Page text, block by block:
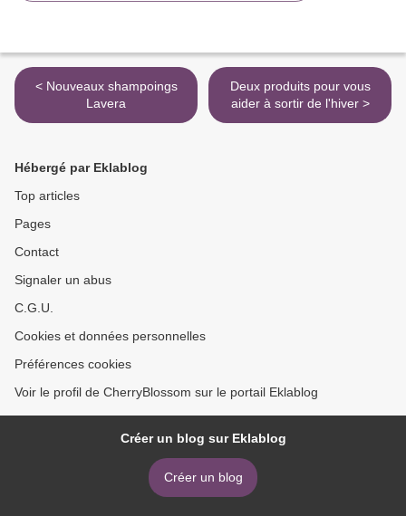
< Nouveaux shampoings
Lavera
Deux produits pour vous
aider à sortir de l'hiver >
Hébergé par Eklablog
Top articles
Pages
Contact
Signaler un abus
C.G.U.
Cookies et données personnelles
Préférences cookies
Voir le profil de CherryBlossom sur le portail Eklablog
Créer un blog sur Eklablog
Créer un blog